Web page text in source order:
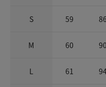
S 59 86
M 60 90
L 61